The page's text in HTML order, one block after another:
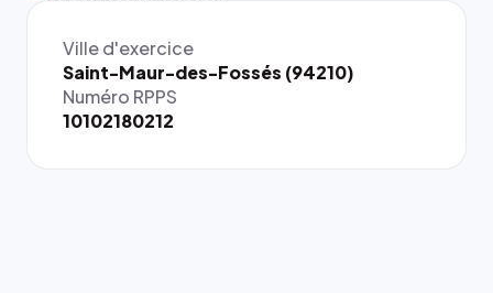
Ville d'exercice
Saint-Maur-des-Fossés (94210)
Numéro RPPS
10102180212
{# 40×40
: la taille
rendue par
`.profile-